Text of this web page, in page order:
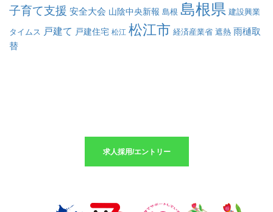
子育て支援 安全大会 山陰中央新報 島根 島根県 建設興業
タイムス 戸建て 戸建住宅 松江 松江市 経済産業省 遮熱 雨樋取
替
求人採用/エントリー